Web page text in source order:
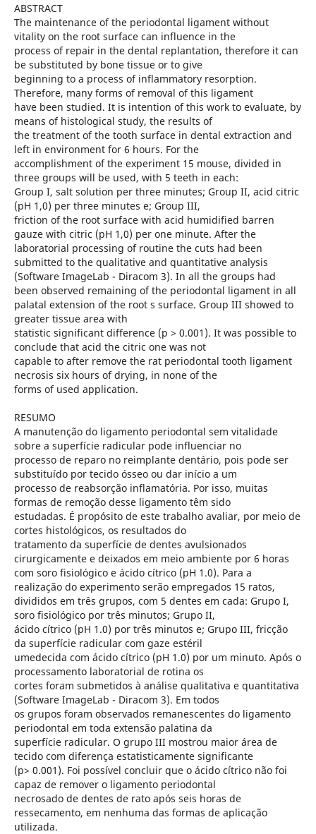
ABSTRACT
The maintenance of the periodontal ligament without
vitality on the root surface can influence in the
process of repair in the dental replantation, therefore it can
be substituted by bone tissue or to give
beginning to a process of inflammatory resorption.
Therefore, many forms of removal of this ligament
have been studied. It is intention of this work to evaluate, by
means of histological study, the results of
the treatment of the tooth surface in dental extraction and
left in environment for 6 hours. For the
accomplishment of the experiment 15 mouse, divided in
three groups will be used, with 5 teeth in each:
Group I, salt solution per three minutes; Group II, acid citric
(pH 1,0) per three minutes e; Group III,
friction of the root surface with acid humidified barren
gauze with citric (pH 1,0) per one minute. After the
laboratorial processing of routine the cuts had been
submitted to the qualitative and quantitative analysis
(Software ImageLab - Diracom 3). In all the groups had
been observed remaining of the periodontal ligament in all
palatal extension of the root s surface. Group III showed to
greater tissue area with
statistic significant difference (p > 0.001). It was possible to
conclude that acid the citric one was not
capable to after remove the rat periodontal tooth ligament
necrosis six hours of drying, in none of the
forms of used application.
RESUMO
A manutenção do ligamento periodontal sem vitalidade
sobre a superfície radicular pode influenciar no
processo de reparo no reimplante dentário, pois pode ser
substituído por tecido ósseo ou dar início a um
processo de reabsorção inflamatória. Por isso, muitas
formas de remoção desse ligamento têm sido
estudadas. É propósito de este trabalho avaliar, por meio de
cortes histológicos, os resultados do
tratamento da superfície de dentes avulsionados
cirurgicamente e deixados em meio ambiente por 6 horas
com soro fisiológico e ácido cítrico (pH 1.0). Para a
realização do experimento serão empregados 15 ratos,
divididos em três grupos, com 5 dentes em cada: Grupo I,
soro fisiológico por três minutos; Grupo II,
ácido cítrico (pH 1.0) por três minutos e; Grupo III, fricção
da superfície radicular com gaze estéril
umedecida com ácido cítrico (pH 1.0) por um minuto. Após o
processamento laboratorial de rotina os
cortes foram submetidos à análise qualitativa e quantitativa
(Software ImageLab - Diracom 3). Em todos
os grupos foram observados remanescentes do ligamento
periodontal em toda extensão palatina da
superfície radicular. O grupo III mostrou maior área de
tecido com diferença estatisticamente significante
(p> 0.001). Foi possível concluir que o ácido cítrico não foi
capaz de remover o ligamento periodontal
necrosado de dentes de rato após seis horas de
ressecamento, em nenhuma das formas de aplicação
utilizada.